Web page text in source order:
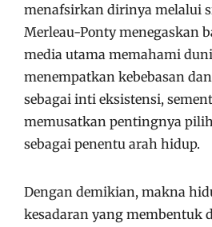
menafsirkan dirinya melalui
Merleau-Ponty menegaskan
media utama memahami
menempatkan kebebasan
sebagai inti eksistensi,
memusatkan pentingnya
sebagai penentu arah hidup.
Dengan demikian, makna
kesadaran yang membentuk